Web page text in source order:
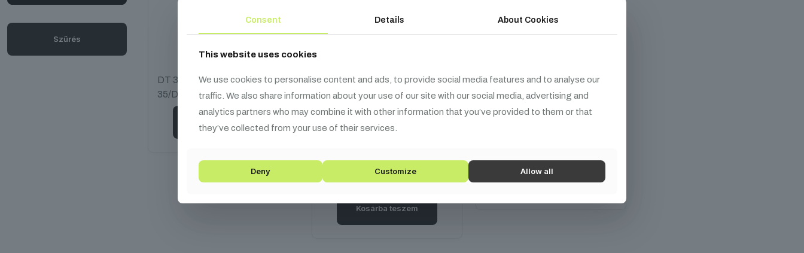
Szűrés
DT 30/40 Safety clip
99Ft
DT 31/DT 32/DT 33/DT 34/DT
35/DT 44
Safety 0.6 m
Fénytechnikai eszközök
rögzítésénél
elengedhetetlen a safety
használata. Ezzel az
installációból.
Kosárba teszem
Safety 1 m
Adam Hall Safety
Horganyzott, 6mm vastag
acélkábel (6×19) Egyik végén
Consent Details About Cookies
This website uses cookies
We use cookies to personalise content and ads, to provide social media features and to analyse our
traffic. We also share information about your use of our site with our social media, advertising and
analytics partners who may combine it with other information that you’ve provided to them or that
they’ve collected from your use of their services.
Deny Customize Allow all